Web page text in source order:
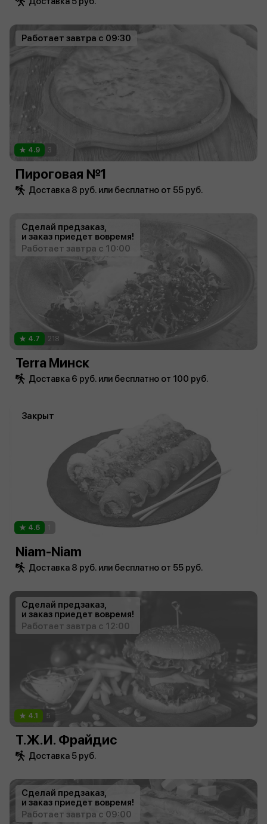
Работает завтра с 09:30
4.9 3
Пироговая №1
Доставка 8 руб. или бесплатно от 55 руб.
Сделай предзаказ,
и заказ приедет вовремя!
Работает завтра с 10:00
4.7 218
Terra Минск
Доставка 6 руб. или бесплатно от 100 руб.
Закрыт
4.6
Niam-Niam
Доставка 8 руб. или бесплатно от 55 руб.
Сделай предзаказ,
и заказ приедет вовремя!
Работает завтра с 12:00
4.1 5
Т.Ж.И. Фрайдис
Доставка 5 руб.
Сделай предзаказ,
и заказ приедет вовремя!
Работает завтра с 09:00